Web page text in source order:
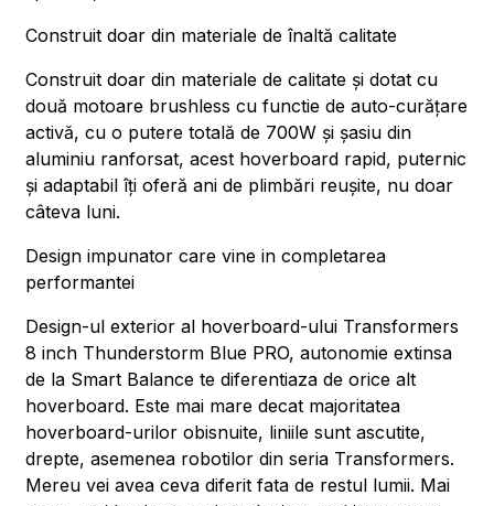
Construit doar din materiale de înaltă calitate
Construit doar din materiale de calitate și dotat cu
două motoare brushless cu functie de auto-curățare
activă, cu o putere totală de 700W și șasiu din
aluminiu ranforsat, acest hoverboard rapid, puternic
și adaptabil îți oferă ani de plimbări reușite, nu doar
câteva luni.
Design impunator care vine in completarea
performantei
Design-ul exterior al hoverboard-ului Transformers
8 inch Thunderstorm Blue PRO, autonomie extinsa
de la Smart Balance te diferentiaza de orice alt
hoverboard. Este mai mare decat majoritatea
hoverboard-urilor obisnuite, liniile sunt ascutite,
drepte, asemenea robotilor din seria Transformers.
Mereu vei avea ceva diferit fata de restul lumii. Mai